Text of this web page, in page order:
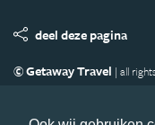
deel deze pagina
© Getaway Travel | all
Copyright
Privacy